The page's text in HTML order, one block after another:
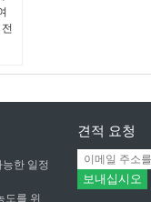
한 일정
도를 위
견적 요청
보내십시오